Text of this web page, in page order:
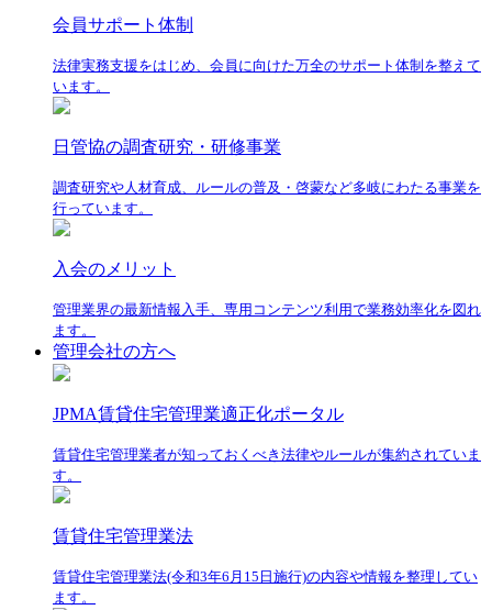
会員サポート体制
法律実務支援をはじめ、会員に向けた万全のサポート体制を整えて
います。
日管協の調査研究・研修事業
調査研究や人材育成、ルールの普及・啓蒙など多岐にわたる事業を
行っています。
入会のメリット
管理業界の最新情報入手、専用コンテンツ利用で業務効率化を図れ
ます。
管理会社の方へ
JPMA賃貸住宅管理業適正化ポータル
賃貸住宅管理業者が知っておくべき法律やルールが集約されていま
す。
賃貸住宅管理業法
賃貸住宅管理業法(令和3年6月15日施行)の内容や情報を整理してい
ます。